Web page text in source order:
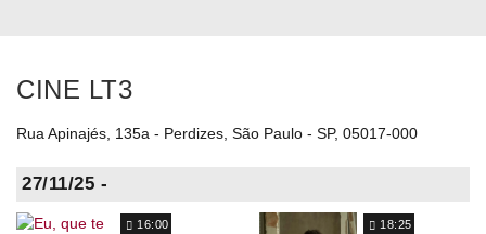
CINE LT3
Rua Apinajés, 135a - Perdizes, São Paulo - SP, 05017-000
27/11/25 -
16:00
18:25